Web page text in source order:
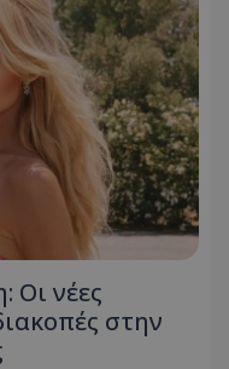
Οι νέες
στην